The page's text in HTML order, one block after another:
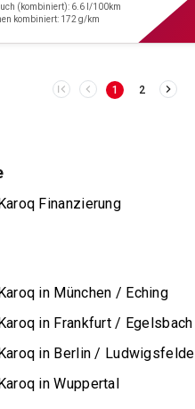
(kombiniert): 6.6 l/100km
kombiniert: 172 g/km
1 2
Finanzierung
in München / Eching
in Frankfurt / Egelsbach
in Berlin / Ludwigsfelde
in Wuppertal